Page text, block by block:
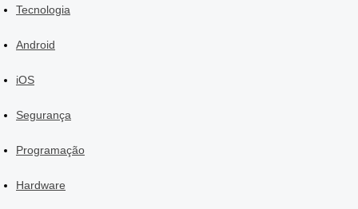
Tecnologia
Android
iOS
Segurança
Programação
Hardware